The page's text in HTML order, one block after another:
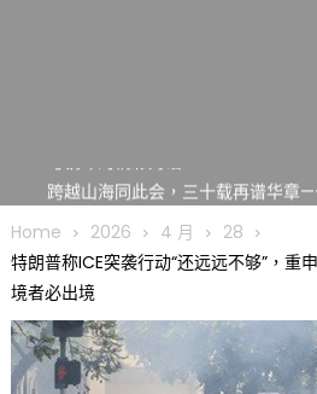
跨越山海同此会，三十载再谱华章
圆满举行
圣路易龙舟俱乐部5月16日龙舟体验
趣 + 水上竞速魅力
三十二载跨越时空的相逢
执掌密苏里植物园近四十年 致力推
合作 Peter Raven 博士逝世 享年
Home 2026 4 月
28
特朗普称ICE突袭行动“还远远不够”，重
境者必出境